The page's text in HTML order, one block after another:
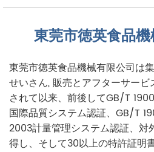
東莞市徳英食品機
東莞市徳英食品機械有限公司は集
せいさん,販売とアフターサービ
されて以来、前後してGB/T
国際品質システム認証、GB/T
2003計量管理システム認証、対
得し、そして30以上の特許証明